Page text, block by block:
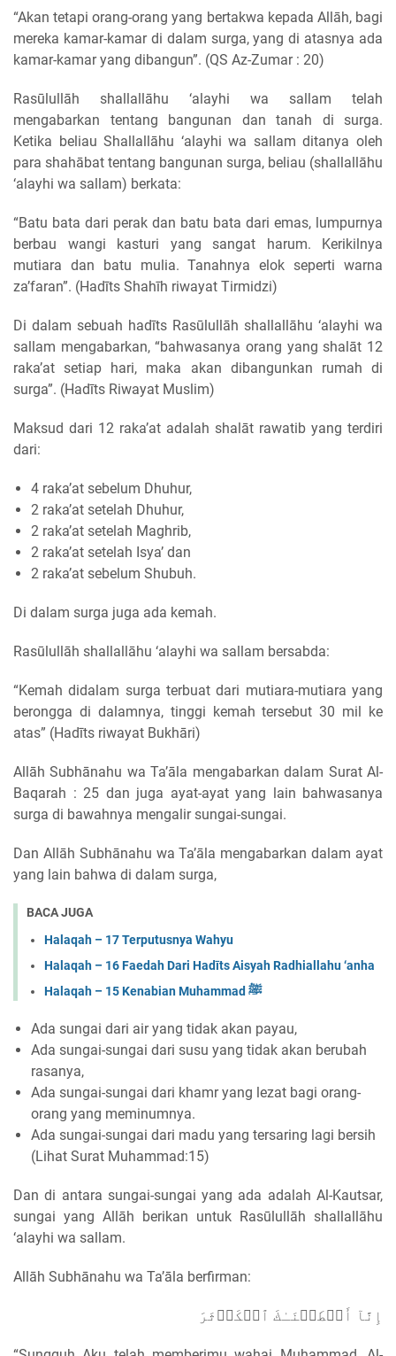
“Akan tetapi orang-orang yang bertakwa kepada Allāh, bagi
mereka kamar-kamar di dalam surga, yang di atasnya ada
kamar-kamar yang dibangun”. (QS Az-Zumar : 20)
Rasūlullāh shallallāhu ‘alayhi wa sallam telah
mengabarkan tentang bangunan dan tanah di surga.
Ketika beliau Shallallāhu ‘alayhi wa sallam ditanya oleh
para shahābat tentang bangunan surga, beliau (shallallāhu
‘alayhi wa sallam) berkata:
“Batu bata dari perak dan batu bata dari emas, lumpurnya
berbau wangi kasturi yang sangat harum. Kerikilnya
mutiara dan batu mulia. Tanahnya elok seperti warna
za’faran”. (Hadīts Shahīh riwayat Tirmidzi)
Di dalam sebuah hadīts Rasūlullāh shallallāhu ‘alayhi wa
sallam mengabarkan, “bahwasanya orang yang shalāt 12
raka’at setiap hari, maka akan dibangunkan rumah di
surga”. (Hadīts Riwayat Muslim)
Maksud dari 12 raka’at adalah shalāt rawatib yang terdiri
dari:
4 raka’at sebelum Dhuhur,
2 raka’at setelah Dhuhur,
2 raka’at setelah Maghrib,
2 raka’at setelah Isya’ dan
2 raka’at sebelum Shubuh.
Di dalam surga juga ada kemah.
Rasūlullāh shallallāhu ‘alayhi wa sallam bersabda:
“Kemah didalam surga terbuat dari mutiara-mutiara yang
berongga di dalamnya, tinggi kemah tersebut 30 mil ke
atas” (Hadīts riwayat Bukhāri)
Allāh Subhānahu wa Ta’āla mengabarkan dalam Surat Al-
Baqarah : 25 dan juga ayat-ayat yang lain bahwasanya
surga di bawahnya mengalir sungai-sungai.
Dan Allāh Subhānahu wa Ta’āla mengabarkan dalam ayat
yang lain bahwa di dalam surga,
BACA JUGA
Halaqah – 17 Terputusnya Wahyu
Halaqah – 16 Faedah Dari Hadīts Aisyah Radhiallahu ‘anha
Halaqah – 15 Kenabian Muhammad ﷺ
Ada sungai dari air yang tidak akan payau,
Ada sungai-sungai dari susu yang tidak akan berubah
rasanya,
Ada sungai-sungai dari khamr yang lezat bagi orang-
orang yang meminumnya.
Ada sungai-sungai dari madu yang tersaring lagi bersih
(Lihat Surat Muhammad:15)
Dan di antara sungai-sungai yang ada adalah Al-Kautsar,
sungai yang Allāh berikan untuk Rasūlullāh shallallāhu
‘alayhi wa sallam.
Allāh Subhānahu wa Ta’āla berfirman:
إِنَّآ أَعۡطَيۡنَـٰكَ ٱلۡكَوۡثَرَ